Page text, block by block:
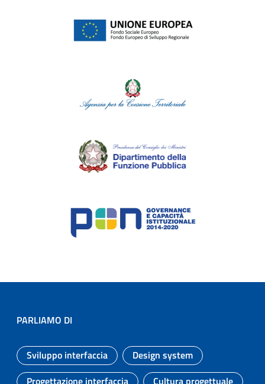
PARLIAMO DI
Argomento:
Sviluppo interfaccia
Argomento:
Design system
Progettazione interfaccia Cultura progettuale